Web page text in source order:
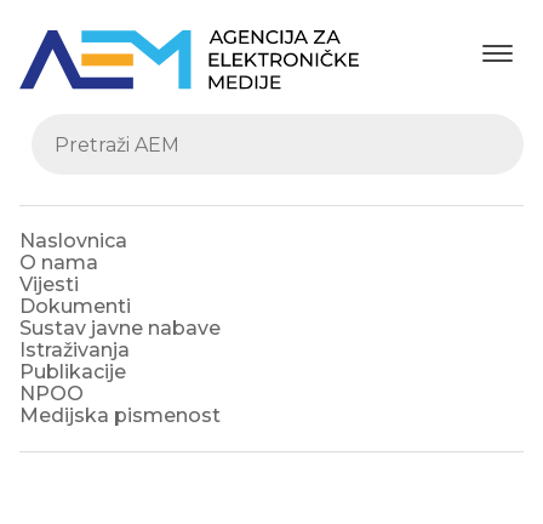
Naslovnica
O nama
Vijesti
Dokumenti
Sustav javne nabave
Istraživanja
Publikacije
NPOO
Medijska pismenost